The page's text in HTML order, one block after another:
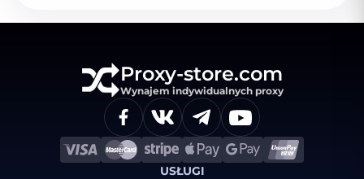
Proxy-store.com
Wynajem indywidualnych proxy
USŁUGI